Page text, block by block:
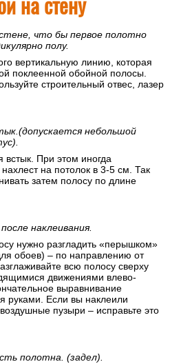
что бы первое полотно
полу.
вертикальную линию, которая
поклеенной обойной полосы.
строительный отвес, лазер
небольшой
встык. При этом иногда
на потолок в 3-5 см. Так
затем полосу по длине
наклеивания.
нужно разгладить «перышком»
обоев) – по направлению от
всю полосу сверху
движениями влево-
выравнивание
руками. Если вы наклеили
пузыри – исправьте это
полотна. (задел).